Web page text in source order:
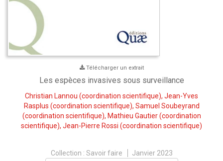
Télécharger un extrait
Les espèces invasives sous surveillance
Christian Lannou (coordination scientifique), Jean-Yves
Rasplus (coordination scientifique), Samuel Soubeyrand
(coordination scientifique), Mathieu Gautier(coordination
scientifique), Jean-Pierre Rossi (coordination scientifique)
Collection : Savoir faire
Janvier 2023